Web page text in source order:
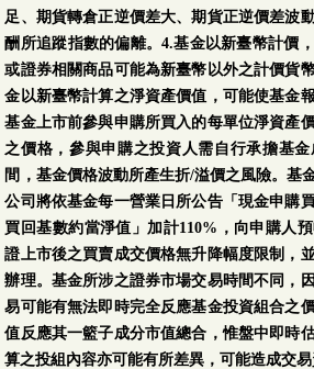
業債券基金-累積型-
新臺幣
(本基金有一定比重得
投資於非投資等級之
高風險債券且配息來
源可能為本金)
08/05
第一金美國100大企
業債券基金-累積型-
美元
(本基金有一定比重得
投資於非投資等級之
高風險債券且配息來
源可能為本金)
08/05
足、期貨轉倉正逆價差大、期貨正逆價差波
酬所追蹤指數的偏離。4.基金以新臺幣計價
或證券相關商品可能為新臺幣以外之計價貨
金以新臺幣計算之淨資產價值，可能使基金
基金上市前參與申購所買入的每單位淨資產
之價格，參與申購之投資人需自行承擔基
間，基金價格波動所產生折/溢價之風險。基
公司將依基金每一營業日所公告「現金申購
買回基數約當淨值」加計110%，向申購人
證上市後之買賣成交價格無升降幅度限制，
辦理。基金所涉之證券市場交易時間不同，
易可能有無法即時完全反應基金投資組合之
值反應其一籃子成分市值總合，惟盤中即時
算之投組內容亦可能有所差異，可能造成交易